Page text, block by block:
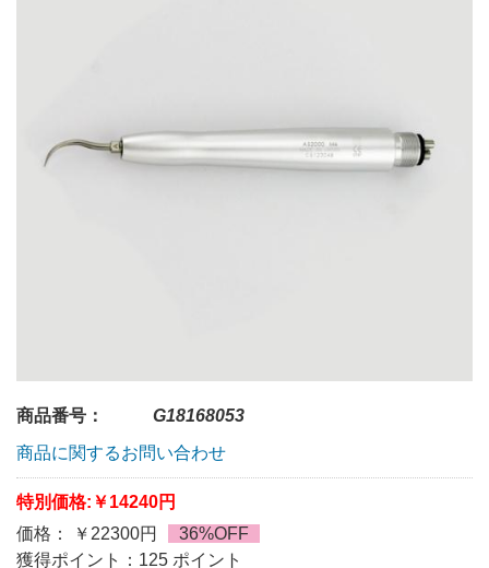
商品番号：
G18168053
商品に関するお問い合わせ
特別価格: ￥14240円
価格： ￥22300円
36%OFF
獲得ポイント：125 ポイント